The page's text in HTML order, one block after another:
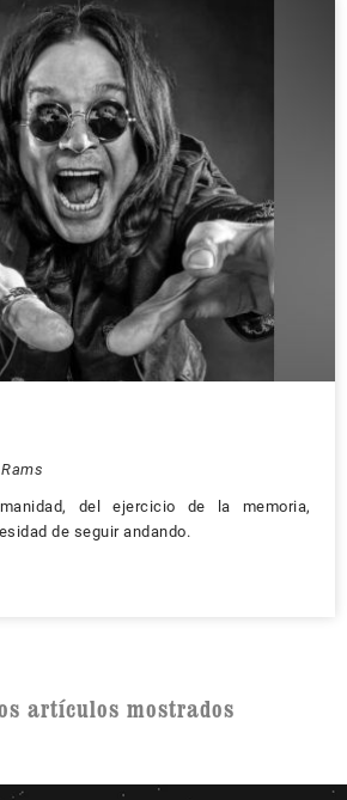
del ejercicio de la memoria,
de seguir andando.
artículos mostrados